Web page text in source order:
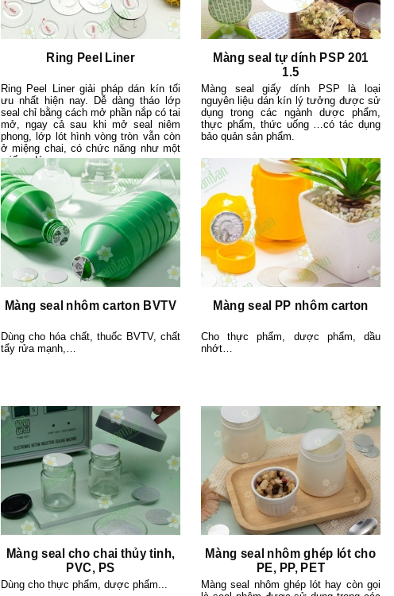
Ring Peel Liner
Ring Peel Liner giải pháp dán kín tối
ưu nhất hiện nay. Dễ dàng tháo lớp
seal chỉ bằng cách mở phần nắp có tai
mở, ngay cả sau khi mở seal niêm
phong, lớp lót hình vòng tròn vẫn còn
ở miệng chai, có chức năng như một
miếng dán.
Màng seal tự dính PSP 201
1.5
Màng seal giấy dính PSP là loại
nguyên liệu dán kín lý tưởng được sử
dụng trong các ngành dược phẩm,
thực phẩm, thức uống …có tác dụng
bảo quản sản phẩm.
Màng seal nhôm carton BVTV
Dùng cho hóa chất, thuốc BVTV, chất
tẩy rửa mạnh,…
Màng seal PP nhôm carton
Cho thực phẩm, dược phẩm, dầu
nhớt…
Màng seal cho chai thủy tinh,
PVC, PS
Dùng cho thực phẩm, dược phẩm...
Màng seal nhôm ghép lót cho
PE, PP, PET
Màng seal nhôm ghép lót hay còn gọi